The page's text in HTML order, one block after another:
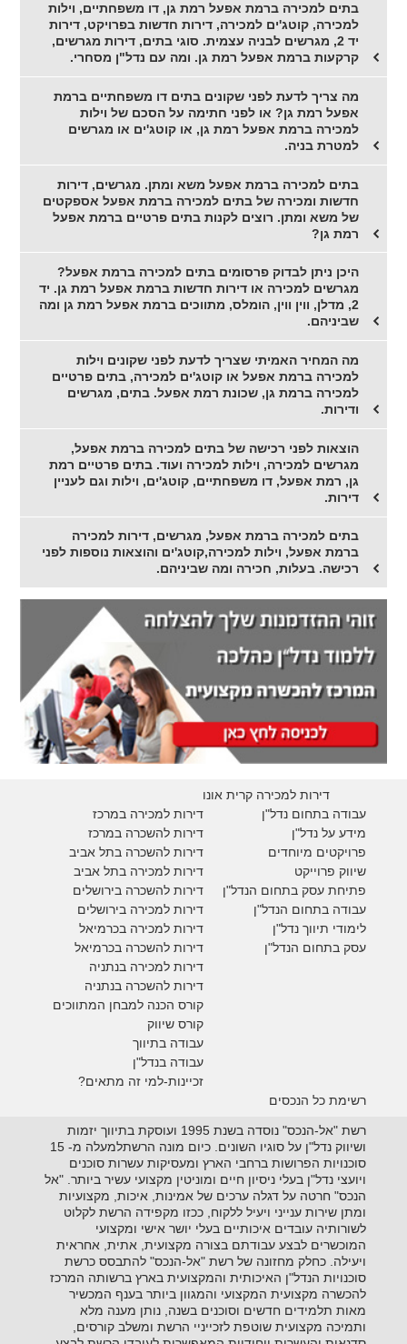
בתים למכירה ברמת אפעל רמת גן, דו משפחתיים, וילות
למכירה, קוטג'ים למכירה, דירות חדשות בפרויקט, דירות
יד 2, מגרשים לבניה עצמית. סוגי בתים, דירות מגרשים,
קרקעות ברמת אפעל רמת גן. ומה עם נדל"ן מסחרי.
מה צריך לדעת לפני שקונים בתים דו משפחתיים ברמת
אפעל רמת גן? או לפני חתימה על הסכם של וילות
למכירה ברמת אפעל רמת גן, או קוטג'ים או מגרשים
למטרת בניה.
בתים למכירה ברמת אפעל משא ומתן. מגרשים, דירות
חדשות ומכירה של בתים למכירה ברמת אפעל אספקטים
של משא ומתן. רוצים לקנות בתים פרטיים ברמת אפעל
רמת גן?
היכן ניתן לבדוק פרסומים בתים למכירה ברמת אפעל?
מגרשים למכירה או דירות חדשות ברמת אפעל רמת גן. יד
2, מדלן, ווין ווין, הומלס, מתווכים ברמת אפעל רמת גן ומה
שביניהם.
מה המחיר האמיתי שצריך לדעת לפני שקונים וילות
למכירה ברמת אפעל או קוטג'ים למכירה, בתים פרטיים
למכירה ברמת גן, שכונת רמת אפעל. בתים, מגרשים
ודירות.
הוצאות לפני רכישה של בתים למכירה ברמת אפעל,
מגרשים למכירה, וילות למכירה ועוד. בתים פרטיים רמת
גן, רמת אפעל, דו משפחתיים, קוטג'ים, וילות וגם לעניין
דירות.
בתים למכירה ברמת אפעל, מגרשים, דירות למכירה
ברמת אפעל, וילות למכירה,קוטג'ים והוצאות נוספות לפני
רכישה. בעלות, חכירה ומה שביניהם.
דירות למכירה קרית אונו
דירות למכירה במרכז
דירות להשכרה במרכז
דירות להשכרה בתל אביב
דירות למכירה בתל אביב
דירות להשכרה בירושלים
דירות למכירה בירושלים
דירות למכירה בכרמיאל
דירות להשכרה בכרמיאל
דירות למכירה בנתניה
דירות להשכרה בנתניה
קורס הכנה למבחן המתווכים
קורס שיווק
עבודה בתיווך
עבודה בנדל"ן
זכיינות-למי זה מתאים?
עבודה בתחום נדל"ן
מידע על נדל"ן
פרויקטים מיוחדים
שיווק פרוייקט
פתיחת עסק בתחום הנדל"ן
עבודה בתחום הנדל"ן
לימודי תיווך נדל"ן
עסק בתחום הנדל"ן
רשימת כל הנכסים
רשת "אל-הנכס" נוסדה בשנת 1995 ועוסקת בתיווך יזמות
ושיווק נדל"ן על סוגיו השונים. כיום מונה הרשתלמעלה מ- 15
סוכנויות הפרושות ברחבי הארץ ומעסיקות עשרות סוכנים
ויועצי נדל"ן בעלי ניסיון חיים ומוניטין מקצועי עשיר ביותר. "אל
הנכס" חרטה על דגלה ערכים של אמינות, איכות, מקצועיות
ומתן שירות ענייני ויעיל ללקוח, ככזו מקפידה הרשת לקלוט
לשורותיה עובדים איכותיים בעלי יושר אישי ומקצועי
המוכשרים לבצע עבודתם בצורה מקצועית, אתית, אחראית
ויעילה. כחלק מחזונה של רשת "אל-הנכס" להתבסס כרשת
סוכנויות הנדל"ן האיכותית והמקצועית בארץ ברשותה המרכז
להכשרה מקצועית המקצועי והמגוון ביותר בענף המכשיר
מאות תלמידים חדשים וסוכנים בשנה, נותן מענה מלא
ותמיכה מקצועית שוטפת לזכייניי הרשת ומשלב קורסים,